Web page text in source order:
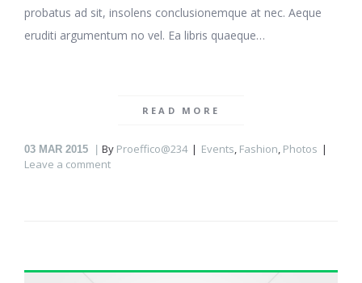
probatus ad sit, insolens conclusionemque at nec. Aeque
eruditi argumentum no vel. Ea libris quaeque…
READ MORE
03 MAR 2015 By Proeffico@234 Events, Fashion, Photos
Leave a comment